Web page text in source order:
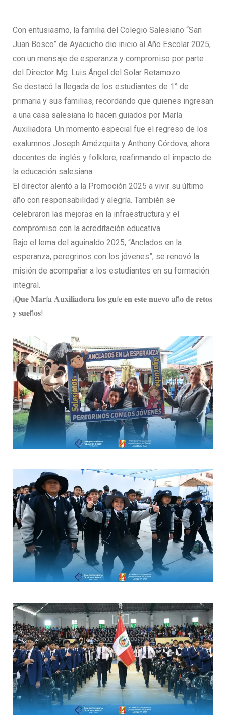
Con entusiasmo, la familia del Colegio Salesiano “San
Juan Bosco” de Ayacucho dio inicio al Año Escolar 2025,
con un mensaje de esperanza y compromiso por parte
del Director Mg. Luis Ángel del Solar Retamozo.
Se destacó la llegada de los estudiantes de 1° de
primaria y sus familias, recordando que quienes ingresan
a una casa salesiana lo hacen guiados por María
Auxiliadora. Un momento especial fue el regreso de los
exalumnos Joseph Amézquita y Anthony Córdova, ahora
docentes de inglés y folklore, reafirmando el impacto de
la educación salesiana.
El director alentó a la Promoción 2025 a vivir su último
año con responsabilidad y alegría. También se
celebraron las mejoras en la infraestructura y el
compromiso con la acreditación educativa.
Bajo el lema del aguinaldo 2025, “Anclados en la
esperanza, peregrinos con los jóvenes”, se renovó la
misión de acompañar a los estudiantes en su formación
integral.
¡𝐐𝐮𝐞 𝐌𝐚𝐫í𝐚 𝐀𝐮𝐱𝐢𝐥𝐢𝐚𝐝𝐨𝐫𝐚 𝐥𝐨𝐬 𝐠𝐮í𝐞 𝐞𝐧 𝐞𝐬𝐭𝐞 𝐧𝐮𝐞𝐯𝐨 𝐚ñ𝐨 𝐝𝐞 𝐫𝐞𝐭𝐨𝐬
𝐲 𝐬𝐮𝐞ñ𝐨𝐬!